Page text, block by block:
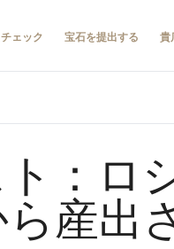
ェック 宝石を提出する 貴
：ロ
産出